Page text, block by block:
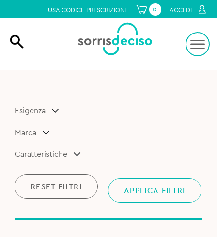
USA CODICE PRESCRIZIONE 0 ACCEDI
Esigenza
Marca
Caratteristiche
RESET FILTRI APPLICA FILTRI